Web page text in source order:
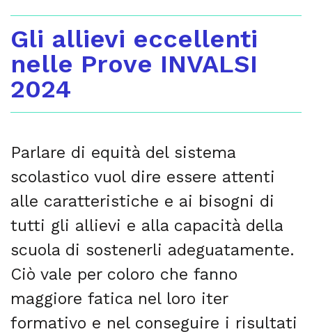
Gli allievi eccellenti
nelle Prove INVALSI
2024
Parlare di equità del sistema
scolastico vuol dire essere attenti
alle caratteristiche e ai bisogni di
tutti gli allievi e alla capacità della
scuola di sostenerli adeguatamente.
Ciò vale per coloro che fanno
maggiore fatica nel loro iter
formativo e nel conseguire i risultati